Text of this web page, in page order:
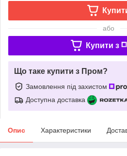
або
Купити з
Що таке купити з Пром?
Замовлення під захистом
Доступна доставка
Опис Характеристики